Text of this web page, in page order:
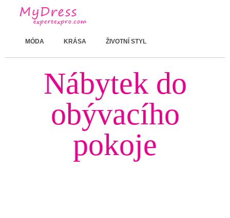
MÓDA KRÁSA ŽIVOTNÍ STYL
Nábytek do
obývacího
pokoje